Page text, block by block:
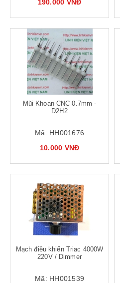
190.000 VNĐ
Mũi Khoan CNC 0.7mm -
D2H2
Mã: HH001676
10.000 VNĐ
Mạch điều khiển Triac 4000W
220V / Dimmer
Mã: HH001539